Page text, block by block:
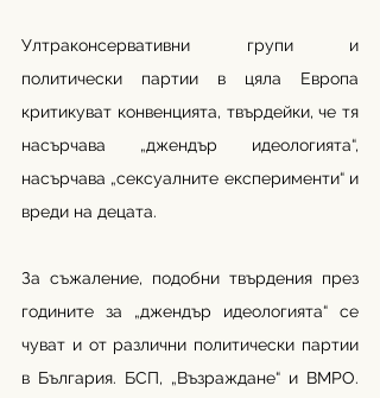
Ултраконсервативни групи и
политически партии в цяла Европа
критикуват конвенцията, твърдейки, че тя
насърчава „джендър идеологията“,
насърчава „сексуалните експерименти“ и
вреди на децата.
За съжаление, подобни твърдения през
годините за „джендър идеологията“ се
чуват и от различни политически партии
в България. БСП, „Възраждане“ и ВМРО.